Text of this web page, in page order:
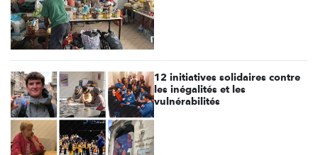
12 initiatives solidaires contre
les inégalités et les
vulnérabilités